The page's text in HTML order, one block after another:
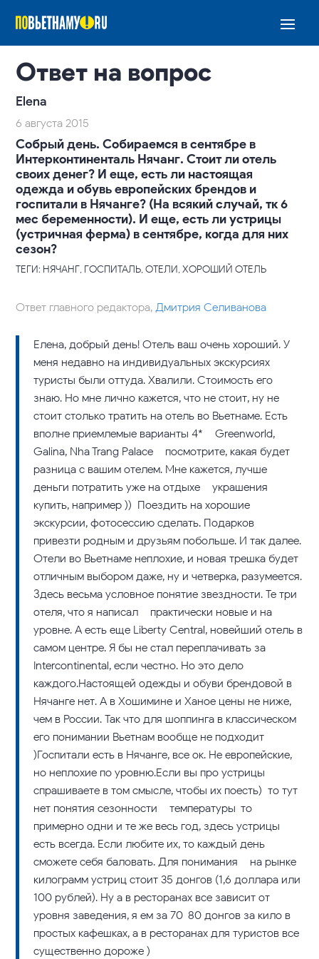
Ответ на вопрос
Elena
6 августа 2015
Собрый день. Собираемся в сентябре в
Интерконтиненталь Нячанг. Стоит ли отель
своих денег? И еще, есть ли настоящая
одежда и обувь европейских брендов и
госпитали в Нячанге? (На всякий случай, тк 6
мес беременности). И еще, есть ли устрицы
(устричная ферма) в сентябре, когда для них
сезон?
ТЕГИ: НЯЧАНГ, ГОСПИТАЛЬ, ОТЕЛИ, ХОРОШИЙ ОТЕЛЬ
Ответ главного редактора,Дмитрия Селиванова
Елена, добрый день! Отель ваш очень хороший. У
меня недавно на индивидуальных экскурсиях
туристы были оттуда. Хвалили. Стоимость его
знаю. Но мне лично кажется, что не стоит, ну не
стоит столько тратить на отель во Вьетнаме. Есть
вполне приемлемые варианты 4* – Greenworld,
Galina, Nha Trang Palace – посмотрите, какая будет
разница с вашим отелем. Мне кажется, лучше
деньги потратить уже на отдыхе – украшения
купить, например )) Поездить на хорошие
экскурсии, фотосессию сделать. Подарков
привезти родным и друзьям побольше. И так далее.
Отели во Вьетнаме неплохие, и новая трешка будет
отличным выбором даже, ну и четверка, разумеется.
Здесь весьма условное понятие звездности. Те три
отеля, что я написал – практически новые и на
уровне. А есть еще Liberty Central, новейший отель в
самом центре. Я бы не стал переплачивать за
Intercontinental, если честно. Но это дело
каждого.Настоящей одежды и обуви брендовой в
Нячанге нет. А в Хошимине и Ханое цены не ниже,
чем в России. Так что для шоппинга в классическом
его понимании Вьетнам вообще не подходит
)Госпитали есть в Нячанге, все ок. Не европейские,
но неплохие по уровню.Если вы про устрицы
спрашиваете в том смысле, чтобы их поесть) то тут
нет понятия сезонности – температуры-то
примерно одни и те же весь год, здесь устрицы
есть всегда. Если любите их, то каждый день
сможете себя баловать. Для понимания – на рынке
килограмм устриц стоит 35 донгов (1,6 доллара или
100 рублей). Ну а в ресторанах все зависит от
уровня заведения, я ем за 70-80 донгов за кило в
простых кафешках, а в ресторанах для туристов все
существенно дороже )